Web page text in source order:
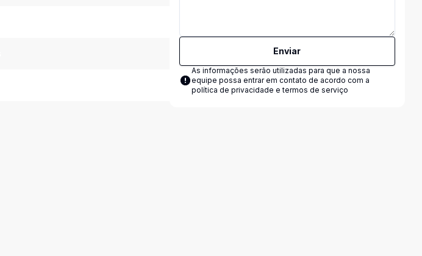
Enviar
As informações serão utilizadas para que a nossa
equipe possa entrar em contato de acordo com a
política de privacidade e termos de serviço